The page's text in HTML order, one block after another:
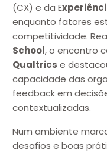
(CX) e da E
enquanto fatores
competitividade.
School, o encontro
Qualtrics e
capacidade das
feedback em
contextualizadas.
Num ambiente
desafios e boas